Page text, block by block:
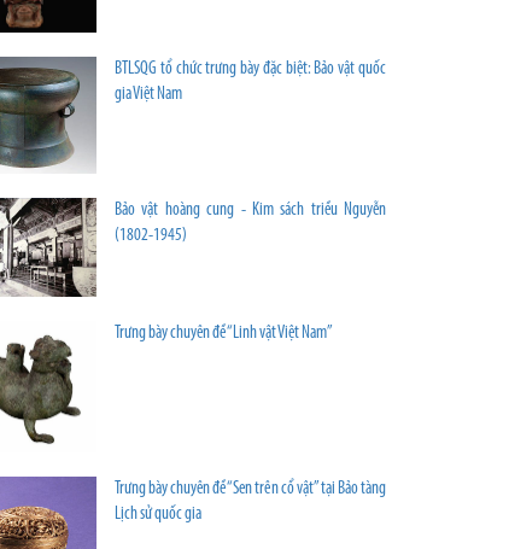
BTLSQG tổ chức trưng bày đặc biệt: Bảo vật quốc
gia Việt Nam
Bảo vật hoàng cung - Kim sách triều Nguyễn
(1802-1945)
Trưng bày chuyên đề “Linh vật Việt Nam”
Trưng bày chuyên đề “Sen trên cổ vật” tại Bảo tàng
Lịch sử quốc gia